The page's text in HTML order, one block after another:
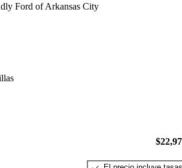
Ford of Arkansas City